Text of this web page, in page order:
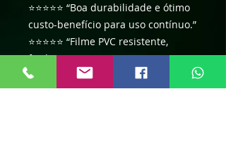
⭐⭐⭐⭐⭐ “Boa durabilidade e ótimo
custo-benefício para uso contínuo.”
⭐⭐⭐⭐⭐ “Filme PVC resistente,
facilita muito o empacotamento e o
corte é perfeito.”